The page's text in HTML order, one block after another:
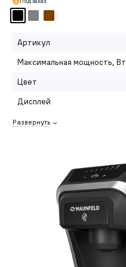
Артикул
Максимальная мощность, Вт
Цвет
Дисплей
Развернуть